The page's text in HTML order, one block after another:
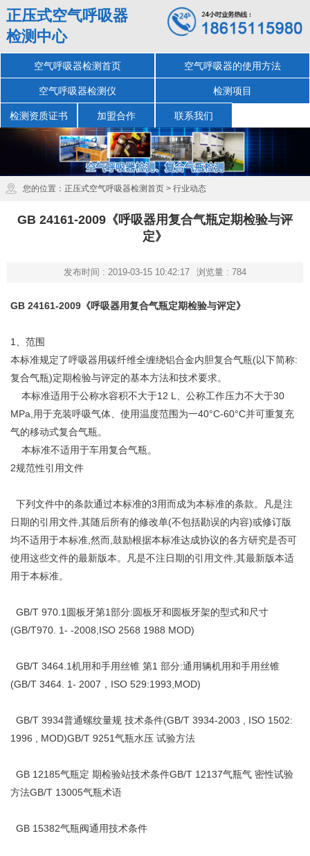
正压式空气呼吸器
检测中心
空气呼吸器检测首页 空气呼吸器的使用方法
空气呼吸器检测仪 检测项目
检测资质证书 加盟合作 联系我们
您的位置： 正压式空气呼吸器检测首页 > 行业动态
GB 24161-2009《呼吸器用复合气瓶定期检验与评
定》
发布时间 : 2019-03-15 10:42:17 浏览量 : 784
GB 24161-2009《呼吸器用复合气瓶定期检验与评定》
1、范围
本标准规定了呼吸器用碳纤维全缠绕铝合金内胆复合气瓶(以下简称:
复合气瓶)定期检验与评定的基本方法和技术要求。
本标准适用于公称水容积不大于12 L、公称工作压力不大于30
MPa,用于充装呼吸气体、使用温度范围为一40°C-60°C并可重复充
气的移动式复合气瓶。
本标准不适用于车用复合气瓶。
2规范性引用文件
下列文件中的条款通过本标准的3用而成为本标准的条款。凡是注
日期的引用文件,其随后所有的修改单(不包括勘误的内容)或修订版
均不适用于本标准,然而,鼓励根据本标准达成协议的各方研究是否可
使用这些文件的最新版本。凡是不注日期的引用文件,其最新版本适
用于本标准。
GB/T 970.1圆板牙第1部分:圆板牙和圆板牙架的型式和尺寸
(GB/T970. 1- -2008,ISO 2568 1988 MOD)
GB/T 3464.1机用和手用丝锥 第1 部分:通用辆机用和手用丝锥
(GB/T 3464. 1- 2007，ISO 529:1993,MOD)
GB/T 3934普通螺纹量规 技术条件(GB/T 3934-2003 , ISO 1502:
1996 , MOD)GB/T 9251气瓶水压 试验方法
GB 12185气瓶定 期检验站技术条件GB/T 12137气瓶气 密性试验
方法GB/T 13005气瓶术语
GB 15382气瓶阀通用技术条件